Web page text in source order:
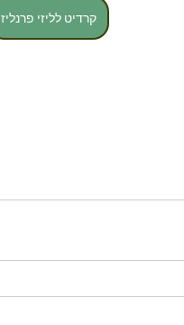
קרדיט לליזי פרנליז